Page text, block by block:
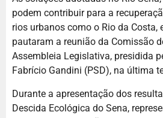
podem contribuir para a
rios urbanos como o Rio da Costa,
pautaram a reunião da Comissão
Assembleia Legislativa, presidida
Fabrício Gandini (PSD), na última
Durante a apresentação dos
Descida Ecológica do Sena,